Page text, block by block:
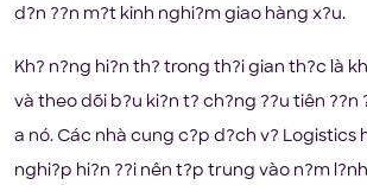
d?n ??n m?t kinh nghi?m giao hàng x?u.
Kh? n?ng hi?n th? trong th?i gian th?c là
và theo dõi b?u ki?n t? ch?ng ??u tiên ??n
a nó. Các nhà cung c?p d?ch v? Logistics
nghi?p hi?n ??i nên t?p trung vào n?m